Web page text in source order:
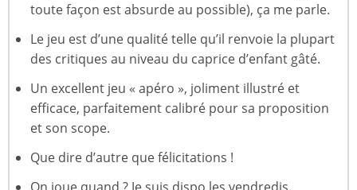
toute façon est absurde au possible), ça me parle.
Le jeu est d’une qualité telle qu’il renvoie la plupart
des critiques au niveau du caprice d’enfant gâté.
Un excellent jeu « apéro », joliment illustré et
efficace, parfaitement calibré pour sa proposition
et son scope.
Que dire d’autre que félicitations !